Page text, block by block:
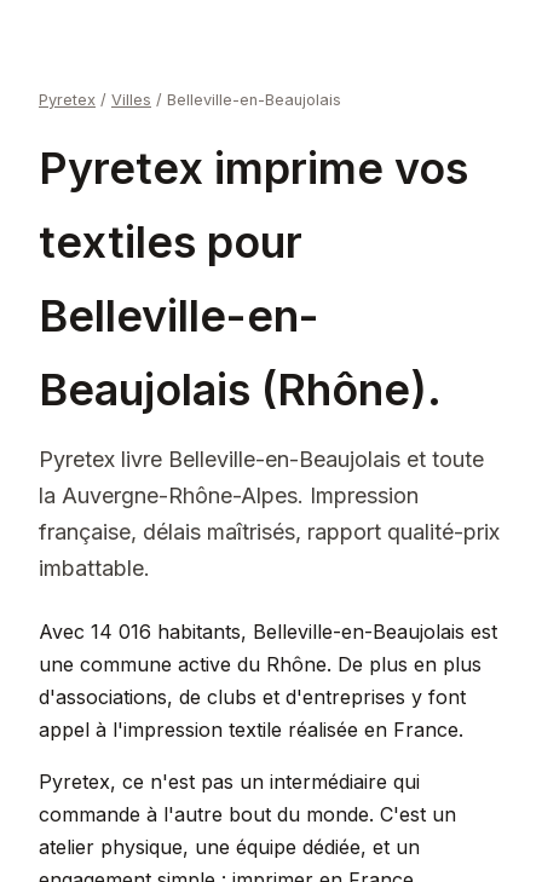
Pyretex / Villes / Belleville-en-Beaujolais
Pyretex imprime vos
textiles pour
Belleville-en-
Beaujolais (Rhône).
Pyretex livre Belleville-en-Beaujolais et toute
la Auvergne-Rhône-Alpes. Impression
française, délais maîtrisés, rapport qualité-prix
imbattable.
Avec 14 016 habitants, Belleville-en-Beaujolais est
une commune active du Rhône. De plus en plus
d'associations, de clubs et d'entreprises y font
appel à l'impression textile réalisée en France.
Pyretex, ce n'est pas un intermédiaire qui
commande à l'autre bout du monde. C'est un
atelier physique, une équipe dédiée, et un